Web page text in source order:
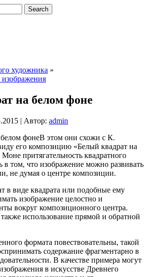
художника »
на белом фоне
| Автор: admin
В этом они схожи с К.
его композицию «Белый квадрат на
притягательность квадратного
в том, что изображение можно развивать
не думая о центре композиции.
в виде квадрата или подобные ему
изображение целостно и
вокруг композиционного центра.
использование прямой и обратной
формата повествовательны, такой
содержание фрагментарно в
В качестве примера могут
в искусстве Древнего